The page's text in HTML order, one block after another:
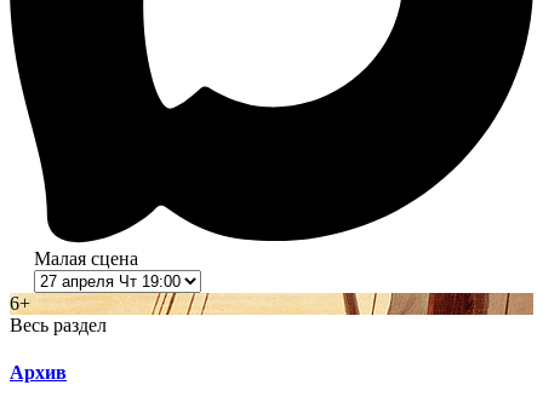
Малая сцена
6+
Весь раздел
Архив